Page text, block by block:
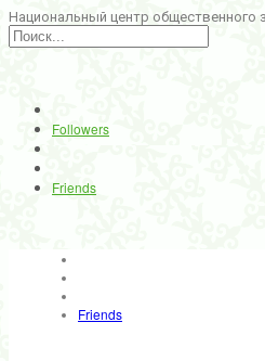
Национальный центр общественного
Followers
Friends
Friends